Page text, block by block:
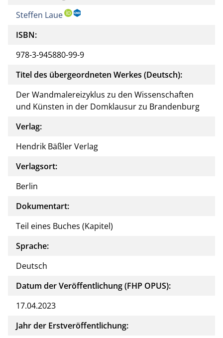
Steffen Laue
ISBN:
978-3-945880-99-9
Titel des übergeordneten Werkes (Deutsch):
Der Wandmalereizyklus zu den Wissenschaften
und Künsten in der Domklausur zu Brandenburg
Verlag:
Hendrik Bäßler Verlag
Verlagsort:
Berlin
Dokumentart:
Teil eines Buches (Kapitel)
Sprache:
Deutsch
Datum der Veröffentlichung (FHP OPUS):
17.04.2023
Jahr der Erstveröffentlichung: